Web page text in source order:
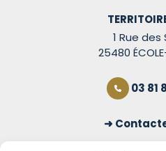
1 Rue des
25480
03 81